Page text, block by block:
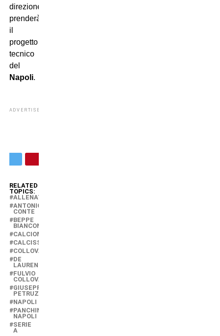
direzione
prenderà
il
progetto
tecnico
del
Napoli.
ADVERTISEMENT
RELATED
TOPICS:
ALLENATORI
ANTONIO
CONTE
BEPPE
BIANCONERO
CALCIOMERCATO
CALCISSIMO
COLLOVATI
DE
LAURENTIIS
FULVIO
COLLOVATI
GIUSEPPE
PETRUZZINI
NAPOLI
PANCHINA
NAPOLI
SERIE
A